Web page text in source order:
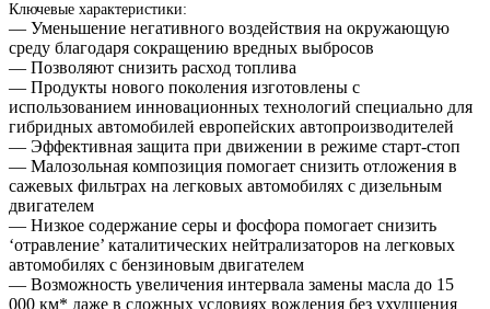
Ключевые характеристики:
— Уменьшение негативного воздействия на окружающую
среду благодаря сокращению вредных выбросов
— Позволяют снизить расход топлива
— Продукты нового поколения изготовлены с
использованием инновационных технологий специально для
гибридных автомобилей европейских автопроизводителей
— Эффективная защита при движении в режиме старт-стоп
— Малозольная композиция помогает снизить отложения в
сажевых фильтрах на легковых автомобилях с дизельным
двигателем
— Низкое содержание серы и фосфора помогает снизить
‘отравление’ каталитических нейтрализаторов на легковых
автомобилях с бензиновым двигателем
— Возможность увеличения интервала замены масла до 15
000 км* даже в сложных условиях вождения без ухудшения